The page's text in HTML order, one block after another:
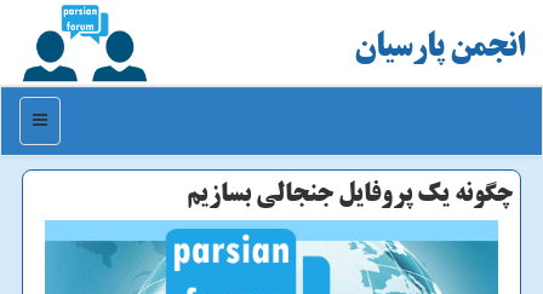
انجمن پارسیان
منو
چگونه یك پروفایل جنجالی بسازیم